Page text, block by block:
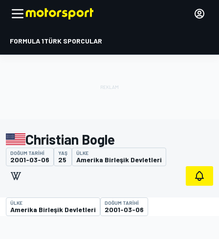
FORMULA 1TÜRK SPORCULAR
Christian Bogle
DOĞUM TARIHI
2001-03-06
YAŞ
25
ÜLKE
Amerika Birleşik Devletleri
ÜLKE
Amerika Birleşik Devletleri
DOĞUM TARIHI
2001-03-06